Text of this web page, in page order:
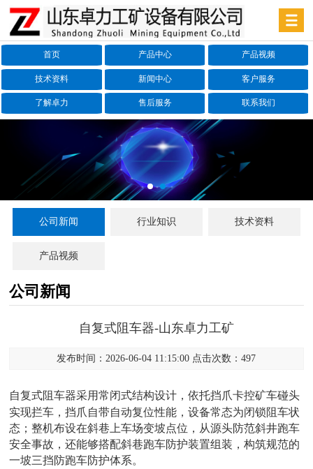
首页 产品中心 产品视频
技术资料 新闻中心 客户服务
了解卓力 售后服务 联系我们
公司新闻 行业知识 技术资料
产品视频
公司新闻
自复式阻车器-山东卓力工矿
发布时间：2026-06-04 11:15:00 点击次数：497
自复式阻车器采用常闭式结构设计，依托挡爪卡控矿车碰头
实现拦车，挡爪自带自动复位性能，设备常态为闭锁阻车状
态；整机布设在斜巷上车场变坡点位，从源头防范斜井跑车
安全事故，还能够搭配斜巷跑车防护装置组装，构筑规范的
一坡三挡防跑车防护体系。